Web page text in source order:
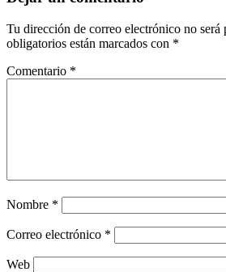
Tu dirección de correo electrónico no será
obligatorios están marcados con *
Comentario *
Nombre *
Correo electrónico *
Web